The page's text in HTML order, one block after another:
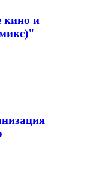
кино и